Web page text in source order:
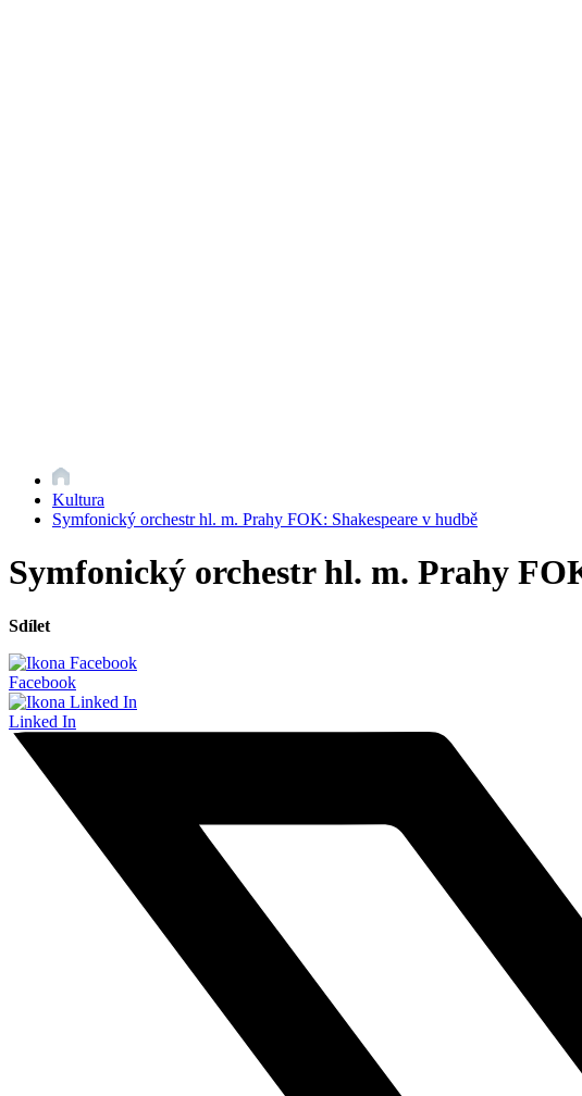
Kultura
Symfonický orchestr hl. m. Prahy FOK: Shakespeare v hudbě
Symfonický orchestr hl. m. Prahy
Sdílet
Facebook
Linked In